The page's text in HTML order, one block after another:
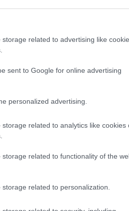
related to advertising like
sent to Google for online advertising
personalized advertising.
related to analytics like cookies
related to functionality of the
related to personalization.
abilità privilegiare e
e adattamento ai ruoli:
specifici e modalità
risorsa strategica e non
sulla reputazione
ridurre consumi
l’uso dei prodotti
sono lo spartito